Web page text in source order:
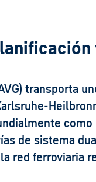
transporta
de sistema
red ferroviaria